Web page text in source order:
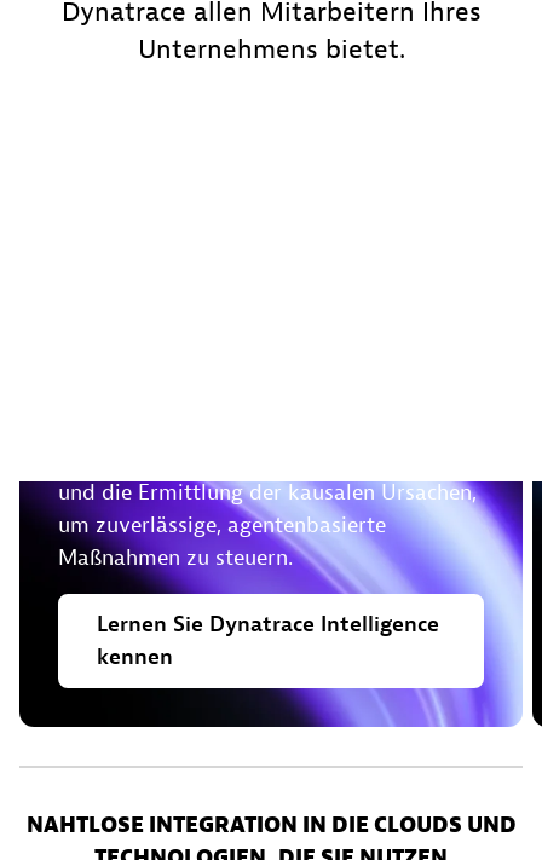
Dynatrace allen Mitarbeitern Ihres
Unternehmens bietet.
und die Ermittlung der kausalen Ursachen,
um zuverlässige, agentenbasierte
Maßnahmen zu steuern.
Lernen Sie Dynatrace Intelligence
kennen
NAHTLOSE INTEGRATION IN DIE CLOUDS UND